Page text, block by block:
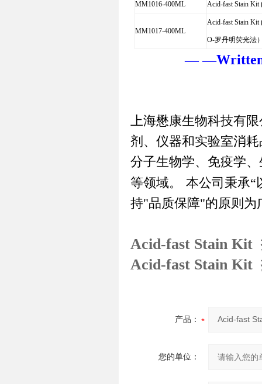
MM1016-400ML Acid-fast Stain
MM1017-400ML
Acid-fast Stain Kit
O-罗丹明荧光法
— —Written/
上海懋康生物科技有
剂、仪器和实验室消
分子生物学、免疫学
等领域。
本公司秉承“
持"品质保障"的原则为
Acid-fast Stain Kit
Acid-fast Stain Kit
产品：
您的单位：